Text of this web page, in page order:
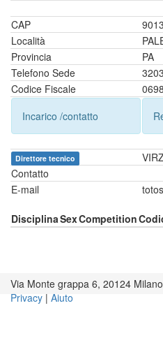
CAP
Località
Provincia
PA
Telefono Sede
Codice Fiscale
Incarico /contatto
Direttore tecnico
Contatto
E-mail
DisciplinaSexCompetition
Via Monte grappa 6, 20124
Privacy | Aiuto